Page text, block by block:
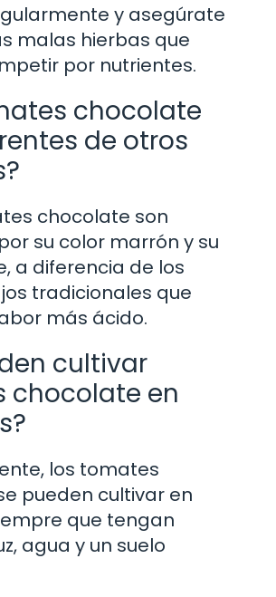
y asegúrate
malas hierbas que
por nutrientes.
chocolate
de otros
chocolate son
su color marrón y su
a diferencia de los
tradicionales que
más ácido.
cultivar
chocolate en
los tomates
pueden cultivar en
que tengan
agua y un suelo